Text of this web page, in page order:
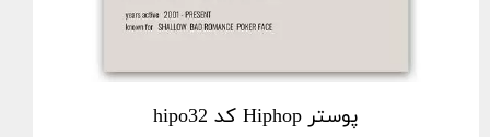
پوستر Hiphop کد hipo32